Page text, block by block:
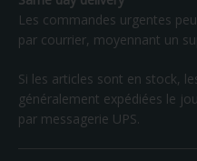
Les commandes urgentes
par courrier, moyennant un
Si les articles sont en stock,
généralement expédiées le
par messagerie UPS.